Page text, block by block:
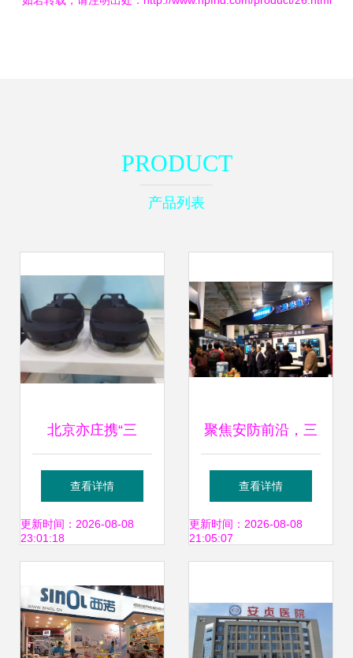
PRODUCT
产品列表
北京亦庄携“三
新”成果闪耀2023
服贸会 展现首都高
查看详情
更新时间：2026-08-08
23:01:18
聚焦安防前沿，三
星光电子新品点亮
2008北京安博会
查看详情
更新时间：2026-08-08
21:05:07